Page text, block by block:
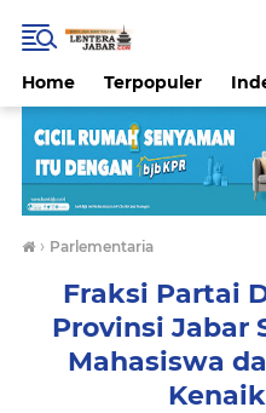
Home Terpopuler
› Parlementaria
Fraksi Partai
Provinsi Jabar
Mahasiswa